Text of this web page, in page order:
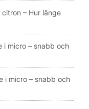
– Hur länge
i micro – snabb och
i micro – snabb och